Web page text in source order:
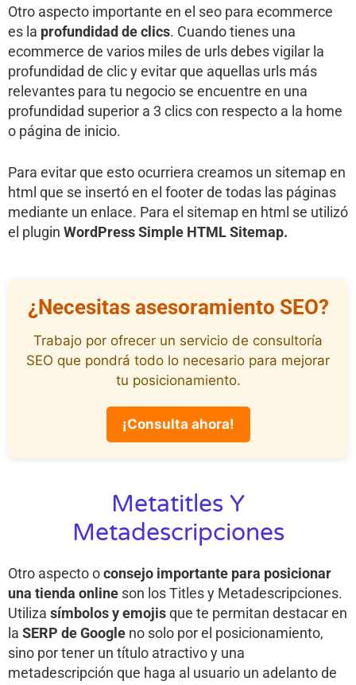
Otro aspecto importante en el seo para ecommerce
es la profundidad de clics. Cuando tienes una
ecommerce de varios miles de urls debes vigilar la
profundidad de clic y evitar que aquellas urls más
relevantes para tu negocio se encuentre en una
profundidad superior a 3 clics con respecto a la home
o página de inicio.
Para evitar que esto ocurriera creamos un sitemap en
html que se insertó en el footer de todas las páginas
mediante un enlace. Para el sitemap en html se utilizó
el plugin WordPress Simple HTML Sitemap.
¿Necesitas asesoramiento SEO?
Trabajo por ofrecer un servicio de consultoría
SEO que pondrá todo lo necesario para mejorar
tu posicionamiento.
¡Consulta ahora!
Metatitles Y
Metadescripciones
Otro aspecto oconsejo importante para posicionar
una tienda online son los Titles y Metadescripciones.
Utiliza símbolos y emojisque te permitan destacar en
la SERP de Google no solo por el posicionamiento,
sino por tener un título atractivo y una
metadescripción que haga al usuario un adelanto de